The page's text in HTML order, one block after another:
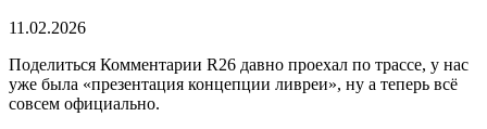
11.02.2026
Поделиться Комментарии R26 давно проехал по трассе, у нас
уже была «презентация концепции ливреи», ну а теперь всё
совсем официально.